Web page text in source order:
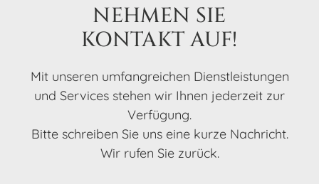
NEHMEN SIE
KONTAKT AUF!
Mit unse­ren umfang­rei­chen Dienst­leis­tun­gen
und Services stehen wir Ihnen jeder­zeit zur
Verfü­gung.
Bitte schrei­ben Sie uns eine kurze Nach­richt.
Wir rufen Sie zurück.